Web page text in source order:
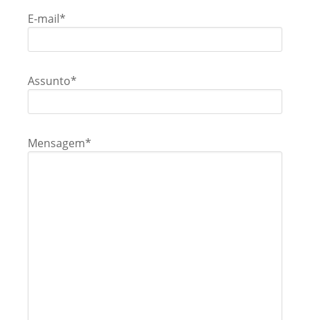
E-mail*
Assunto*
Mensagem*